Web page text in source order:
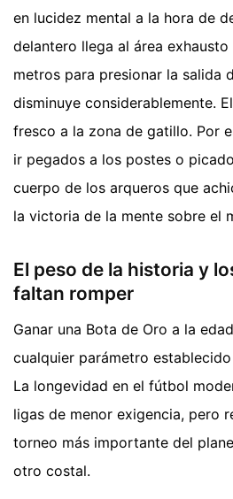
en lucidez mental a la hora de
delantero llega al área
metros para presionar la salida
disminuye considerablemente.
fresco a la zona de gatillo. Por
ir pegados a los postes o
cuerpo de los arqueros que
la victoria de la mente sobre el
El peso de la historia y
faltan romper
Ganar una Bota de Oro a la
cualquier parámetro
La longevidad en el fútbol
ligas de menor exigencia, pero
torneo más importante del
otro costal.